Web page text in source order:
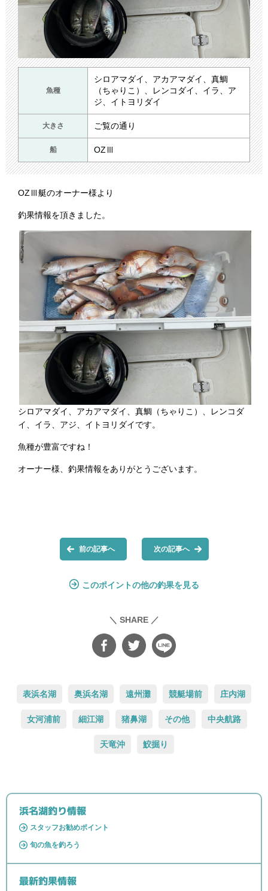
魚種
シロアマダイ、アカアマダイ、真鯛
（ちゃりこ）、レンコダイ、イラ、ア
ジ、イトヨリダイ
大きさ ご覧の通り
船 OZⅢ
OZⅢ艇のオーナー様より
釣果情報を頂きました。
シロアマダイ、アカアマダイ、真鯛（ちゃりこ）、レンコダ
イ、イラ、アジ、イトヨリダイです。
魚種が豊富ですね！
オーナー様、釣果情報をありがとうございます。
前の記事へ 次の記事へ
このポイントの他の釣果を見る
＼ SHARE ／
表浜名湖 奥浜名湖 遠州灘 競艇場前 庄内湖
女河浦前 細江湖 猪鼻湖 その他 中央航路
天竜沖 鮫掘り
浜名湖釣り情報
スタッフお勧めポイント
旬の魚を釣ろう
最新釣果情報